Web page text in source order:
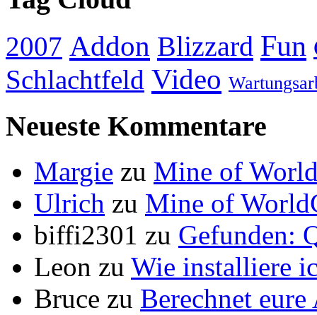
2007 Addon Blizzard Fun
Schlachtfeld Video
Neueste Kommentare
Margie zu Mine of
Ulrich zu Mine of
biffi2301 zu Gefunden:
Leon zu Wie installiere
Bruce zu Berechnet